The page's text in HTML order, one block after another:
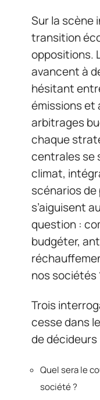
Sur la scène
transition
oppositions.
avancent à
hésitant
émissions et
arbitrages
chaque
centrales se
climat,
scénarios
s’aiguisent
question :
budgéter,
nos sociétés
Trois
cesse dans
de décideurs
Quel sera le
société ?